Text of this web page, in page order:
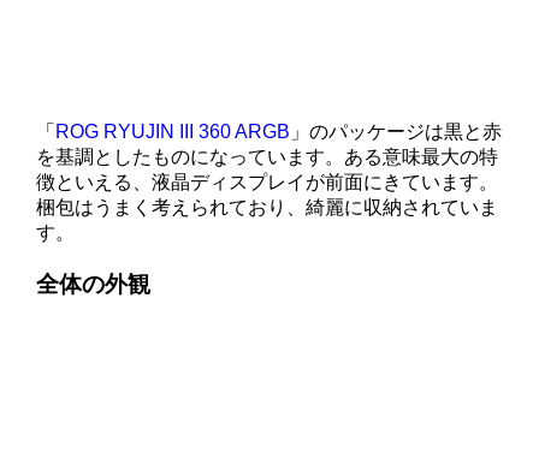
「 ROG RYUJIN III 360 ARGB 」のパッケージは黒と赤
を基調としたものになっています。ある意味最大の特
徴といえる、液晶ディスプレイが前面にきています。
梱包はうまく考えられており、綺麗に収納されていま
す。
全体の外観